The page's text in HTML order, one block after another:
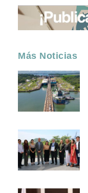
Más Noticias